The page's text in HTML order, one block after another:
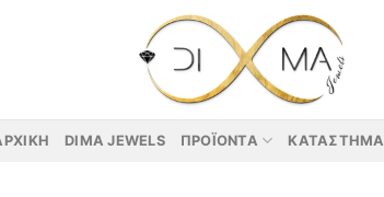
DIMA JEWELS ΠΡΟΪΌΝΤΑ ΚΑΤΆΣΤΗΜΑ